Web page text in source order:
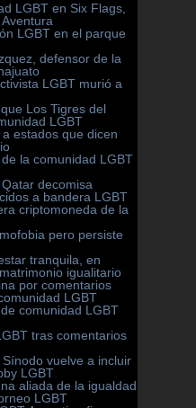
LGBT en Six Flags,
LGBT en el parque
defensor de la
LGBT murió a
que Los Tigres del
LGBT
estados que dicen
la comunidad LGBT
decomisa
a bandera LGBT
criptomoneda de la
pero persiste
tranquila, en
igualitario
por comentarios
LGBT
comunidad LGBT
tras comentarios
vuelve a incluir
LGBT
aliada de la igualdad
LGBT